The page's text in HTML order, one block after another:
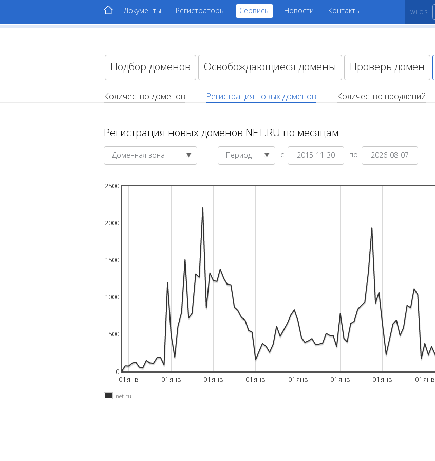
Документы Регистраторы Сервисы Новости Контакты WHOIS
Подбор доменов Освобождающиеся домены Проверь домен
Количество доменов Регистрация новых доменов Количество продлений
Регистрация новых доменов NET.RU по месяцам
Доменная зона Период с по
01 янв 01 янв 01 янв 01 янв 01 янв 01 янв 01 янв 01 янв
0
500
1000
1500
2000
2500
net.ru